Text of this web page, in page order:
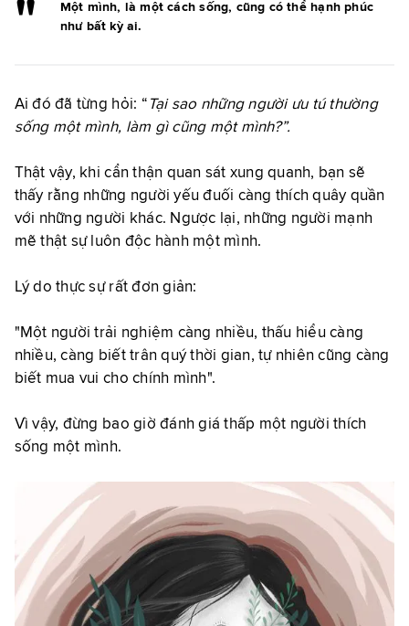
Một mình, là một cách sống, cũng có thể hạnh phúc
như bất kỳ ai.
Ai đó đã từng hỏi: “ Tại sao những người ưu tú thường
sống một mình, làm gì cũng một mình?”.
Thật vậy, khi cẩn thận quan sát xung quanh, bạn sẽ
thấy rằng những người yếu đuối càng thích quây quần
với những người khác. Ngược lại, những người mạnh
mẽ thật sự luôn độc hành một mình.
Lý do thực sự rất đơn giản:
"Một người trải nghiệm càng nhiều, thấu hiểu càng
nhiều, càng biết trân quý thời gian, tự nhiên cũng càng
biết mua vui cho chính mình".
Vì vậy, đừng bao giờ đánh giá thấp một người thích
sống một mình.